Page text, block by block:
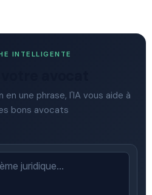
INTELLIGENTE
une phrase, l'IA vous aide à
bons avocats